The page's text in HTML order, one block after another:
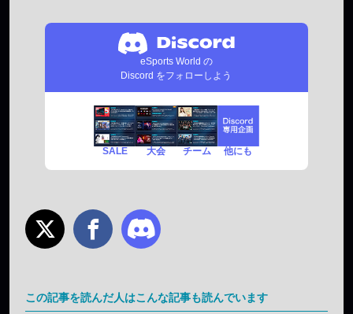
eSports World の
Discord をフォローしよう
SALE 大会 チーム 他にも
この記事を読んだ人はこんな記事も読んでいます